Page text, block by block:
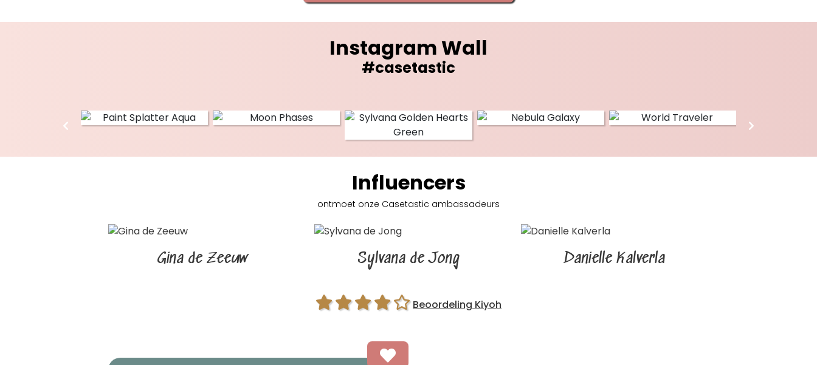
Instagram Wall
#casetastic
Influencers
ontmoet onze Casetastic ambassadeurs
Gina de Zeeuw Sylvana de Jong Danielle Kalverla
Beoordeling Kiyoh